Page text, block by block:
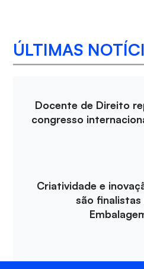
ÚLTIMAS
Docente de Direito
congresso
Criatividade e
são finalistas